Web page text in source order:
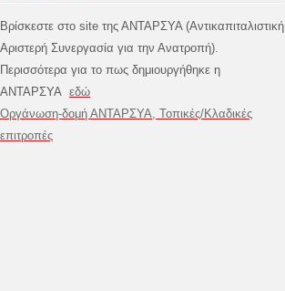
Βρίσκεστε στο site της ΑΝΤΑΡΣΥΑ (Αντικαπιταλιστική
Αριστερή Συνεργασία για την Ανατροπή).
Περισσότερα για το πως δημιουργήθηκε η
ΑΝΤΑΡΣΥΑ εδώ
Οργάνωση-δομή ΑΝΤΑΡΣΥΑ, Τοπικές/Κλαδικές
επιτροπές